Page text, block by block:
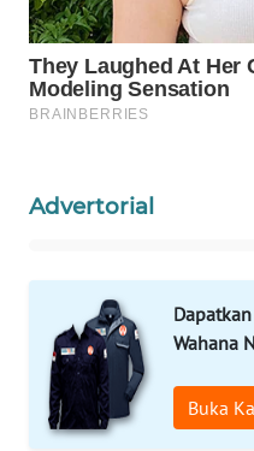
Advertorial
Wahana
Buka
WAHANA
LISTRIK
WAHANA
TRAVEL
TV
WAHANANEWS
ID
WAHANANEWS
CO ID